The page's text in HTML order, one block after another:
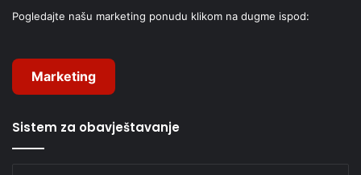
Pogledajte našu marketing ponudu klikom na dugme ispod:
Marketing
Sistem za obavještavanje